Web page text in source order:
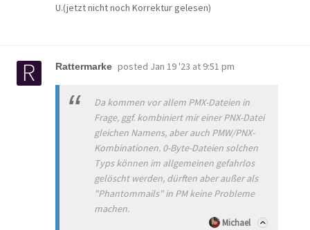
U.(jetzt nicht noch Korrektur gelesen)
Rattermarke posted Jan 19 '23 at 9:51 pm
Da kommen vor allem PMX-Dateien in
Frage, ggf. kombiniert mir einer PNX-Datei
gleichen Namens, aber auch PMW/PNX-
Kombinationen. 0-Byte-Dateien solchen
Typs können im allgemeinen gefahrlos
gelöscht werden, dürften aber außer als
"Phantommails" in PM keine Probleme
machen.
Michael